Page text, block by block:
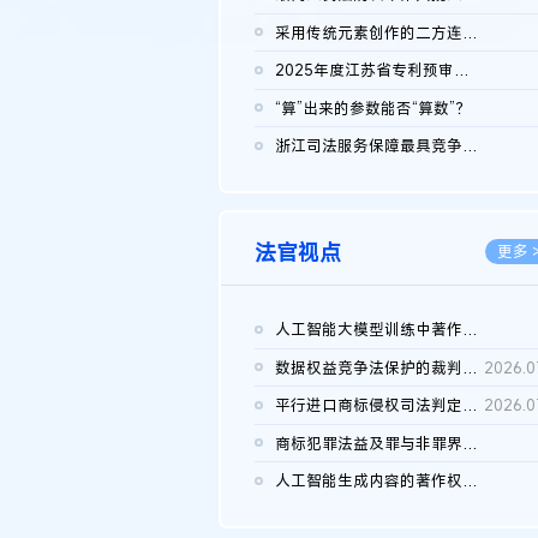
采用传统元素创作的二方连续装饰图案作品的独创性及侵权对比认定
2025年度江苏省专利预审典型案例
“算”出来的参数能否“算数”？
浙江司法服务保障最具竞争力营商环境建设典型案例（第二批）含侵...
法官视点 更多
人工智能大模型训练中著作权的合理使用
数据权益竞争法保护的裁判路径构建
平行进口商标侵权司法判定规则的困境与纾解
商标犯罪法益及罪与非罪界限研究
人工智能生成内容的著作权司法认定：演进逻辑、现实困境与规则建...